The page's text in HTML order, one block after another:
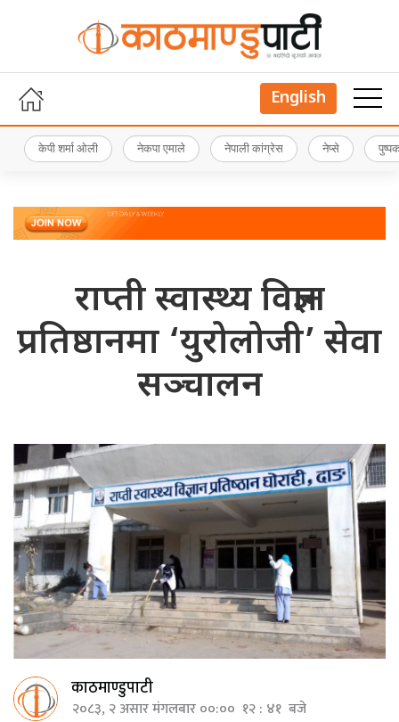
English
केपी शर्मा ओली नेकपा एमाले नेपाली कांग्रेस नेप्से
राप्ती स्वास्थ्य विज्ञान
प्रतिष्ठानमा ‘युरोलोजी’ सेवा
सञ्चालन
काठमाण्डुपाटी
२०८३, २ असार मंगलबार ००:०० १२ : ४१ बजे